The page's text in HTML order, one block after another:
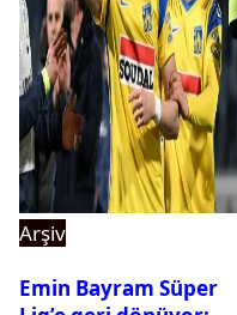
Arşiv
Emin Bayram Süper